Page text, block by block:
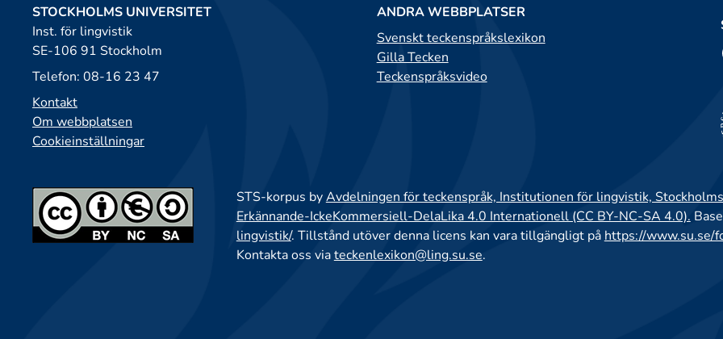
STOCKHOLMS UNIVERSITET
Inst. för lingvistik
SE-106 91 Stockholm
Telefon: 08-16 23 47
Kontakt
Om webbplatsen
Cookieinställningar
ANDRA WEBBPLATSER
Svenskt teckenspråkslexikon
Gilla Tecken
Teckenspråksvideo
STS-korpus byAvdelningen för teckenspråk, Institutionen för lingvistik,
Erkännande-IckeKommersiell-DelaLika 4.0 Internationell (CC BY-NC-SA 4.0).
lingvistik/. Tillstånd utöver denna licens kan vara tillgängligt på https://www.su.se/
Kontakta oss viateckenlexikon@ling.su.se.